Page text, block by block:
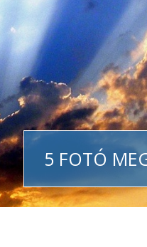
5 FOTÓ